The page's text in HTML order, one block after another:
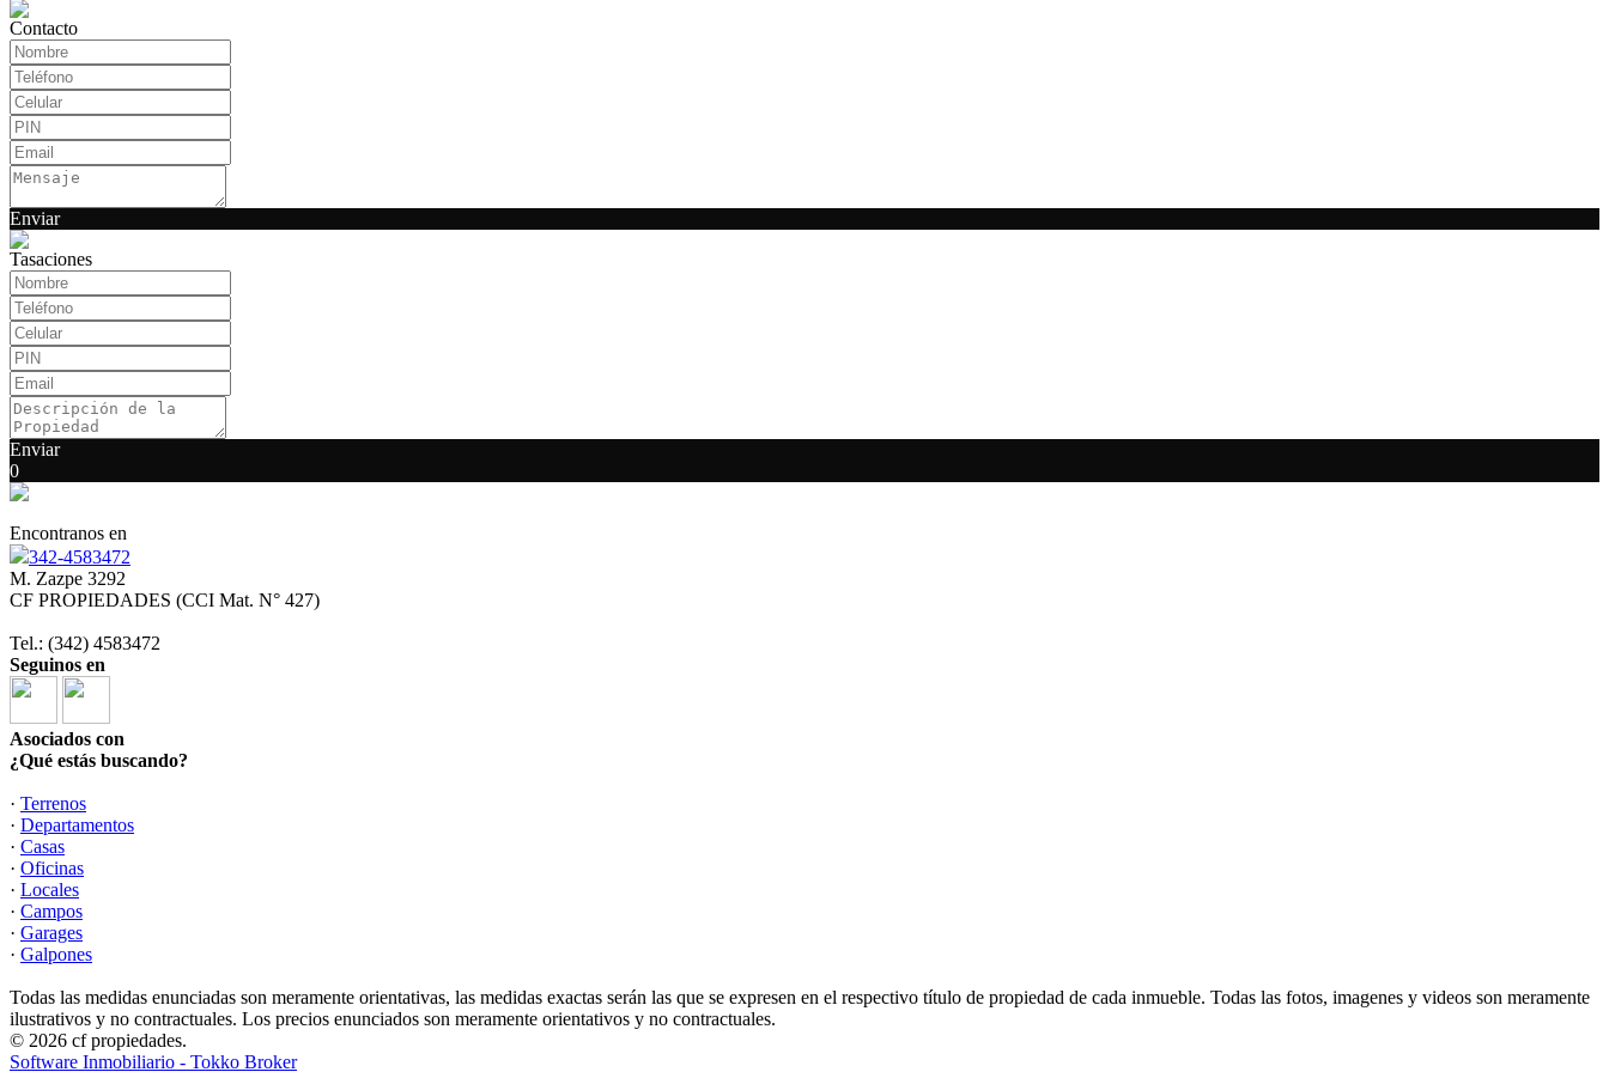
Contacto
Enviar
Tasaciones
Enviar
0
Encontranos en
342-4583472
M. Zazpe 3292
CF PROPIEDADES (CCI Mat. N° 427)
Tel.: (342) 4583472
Seguinos en
Asociados con
¿Qué estás buscando?
· Terrenos
· Departamentos
· Casas
· Oficinas
· Locales
· Campos
· Garages
· Galpones
Todas las medidas enunciadas son meramente orientativas, las medidas exactas serán las que se expresen en el respectivo título de propiedad de cada inmueble. Todas las fotos, imagenes y videos son meramente
ilustrativos y no contractuales. Los precios enunciados son meramente orientativos y no contractuales.
© 2026 cf propiedades.
Software Inmobiliario - Tokko Broker